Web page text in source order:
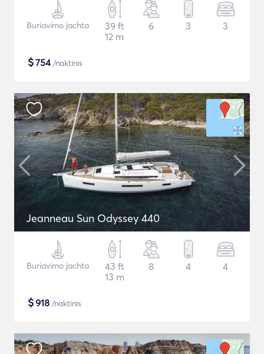
Buriavimo jachta
39 ft
12 m
6 3 3
$754/naktinis
Jeanneau Sun Odyssey 440
Buriavimo jachta
43 ft
13 m
8 4 4
$918 /naktinis